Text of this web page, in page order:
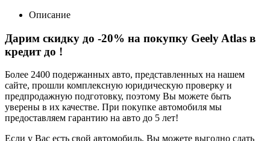
Описание
Дарим скидку до -20% на покупку Geely Atlas в
кредит до !
Более 2400 подержанных авто, представленных на нашем
сайте, прошли комплексную юридическую проверку и
предпродажную подготовку, поэтому Вы можете быть
уверены в их качестве. При покупке автомобиля мы
предоставляем гарантию на авто до 5 лет!
Если у Вас есть свой автомобиль, Вы можете выгодно сдать